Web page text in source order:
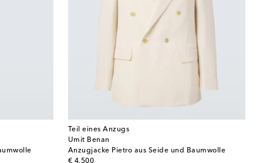
Teil eines Anzugs
Umit Benan
Anzugjacke Pietro aus Seide und Baumwolle
€ 4.500
original price